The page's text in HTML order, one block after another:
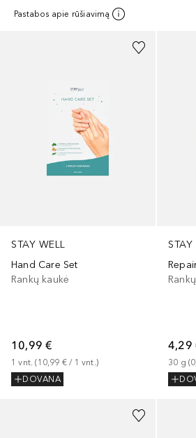
Pastabos apie rūšiavimą
STAY WELL
Hand Care Set
Rankų kaukė
10,99 €
1 vnt. (10,99 € / 1 vnt.)
DOVANA
STAY
4,29
30 g (